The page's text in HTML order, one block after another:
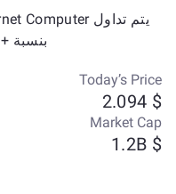
بنسبة +0.91% خلال الأيام السبعة الماضية.
Today’s Price
$ 2.094
Market Cap
$ 1.2B